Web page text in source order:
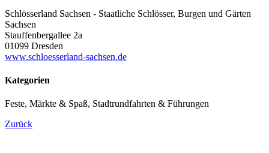
Schlösserland Sachsen - Staatliche Schlösser, Burgen und Gärten
Sachsen
Stauffenbergallee 2a
01099 Dresden
www.schloesserland-sachsen.de
Kategorien
Feste, Märkte & Spaß, Stadtrundfahrten & Führungen
Zurück